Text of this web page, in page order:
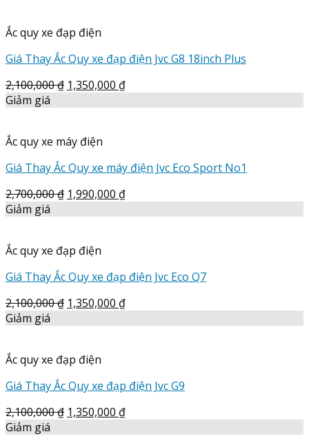
Ắc quy xe đạp điện
Giá Thay Ắc Quy xe đạp điện Jvc G8 18inch Plus
2,100,000₫ 1,350,000 ₫
Giảm giá
Ắc quy xe máy điện
Giá Thay Ắc Quy xe máy điện Jvc Eco Sport No1
2,700,000₫ 1,990,000 ₫
Giảm giá
Ắc quy xe đạp điện
Giá Thay Ắc Quy xe đạp điện Jvc Eco Q7
2,100,000₫ 1,350,000 ₫
Giảm giá
Ắc quy xe đạp điện
Giá Thay Ắc Quy xe đạp điện Jvc G9
2,100,000₫ 1,350,000 ₫
Giảm giá